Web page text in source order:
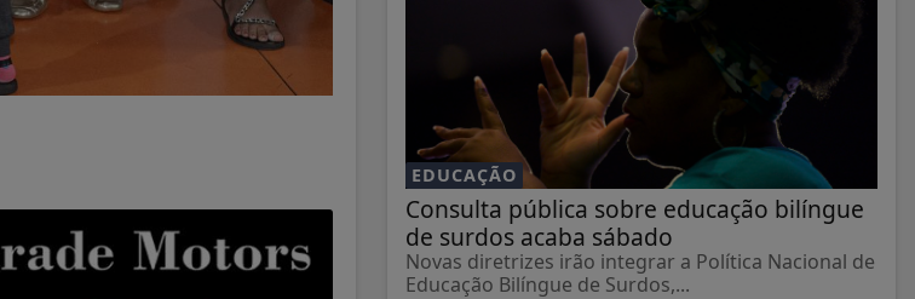
EDUCAÇÃO
Consulta pública sobre educação bilíngue
de surdos acaba sábado
Novas diretrizes irão integrar a Política Nacional de
Educação Bilíngue de Surdos,...